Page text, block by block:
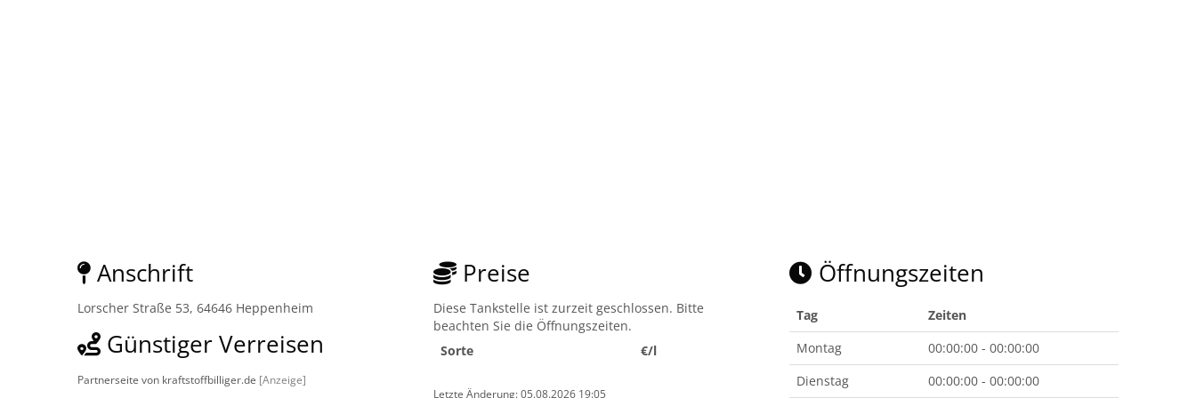
Anschrift
Lorscher Straße 53, 64646 Heppenheim
Günstiger Verreisen
Partnerseite von kraftstoffbilliger.de [Anzeige]
Preise
Diese Tankstelle ist zurzeit geschlossen. Bitte
beachten Sie die Öffnungszeiten.
Sorte
€/l
Letzte Änderung: 05.08.2026 19:05
Öffnungszeiten
Tag
Zeiten
Montag
00:00:00 - 00:00:00
Dienstag
00:00:00 - 00:00:00